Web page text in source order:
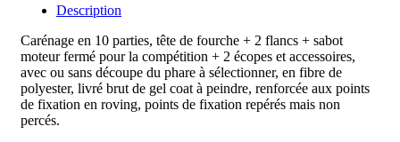
Description
Carénage en 10 parties, tête de fourche + 2 flancs + sabot
moteur fermé pour la compétition + 2 écopes et accessoires,
avec ou sans découpe du phare à sélectionner, en fibre de
polyester, livré brut de gel coat à peindre, renforcée aux points
de fixation en roving, points de fixation repérés mais non
percés.